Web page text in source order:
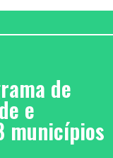
de
e
municípios